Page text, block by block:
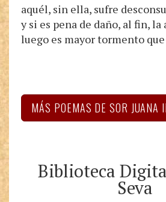
aquél, sin ella, sufre
y si es pena de daño, al fin, la
luego es mayor tormento
MÁS POEMAS DE SOR JUANA
Biblioteca
Seva